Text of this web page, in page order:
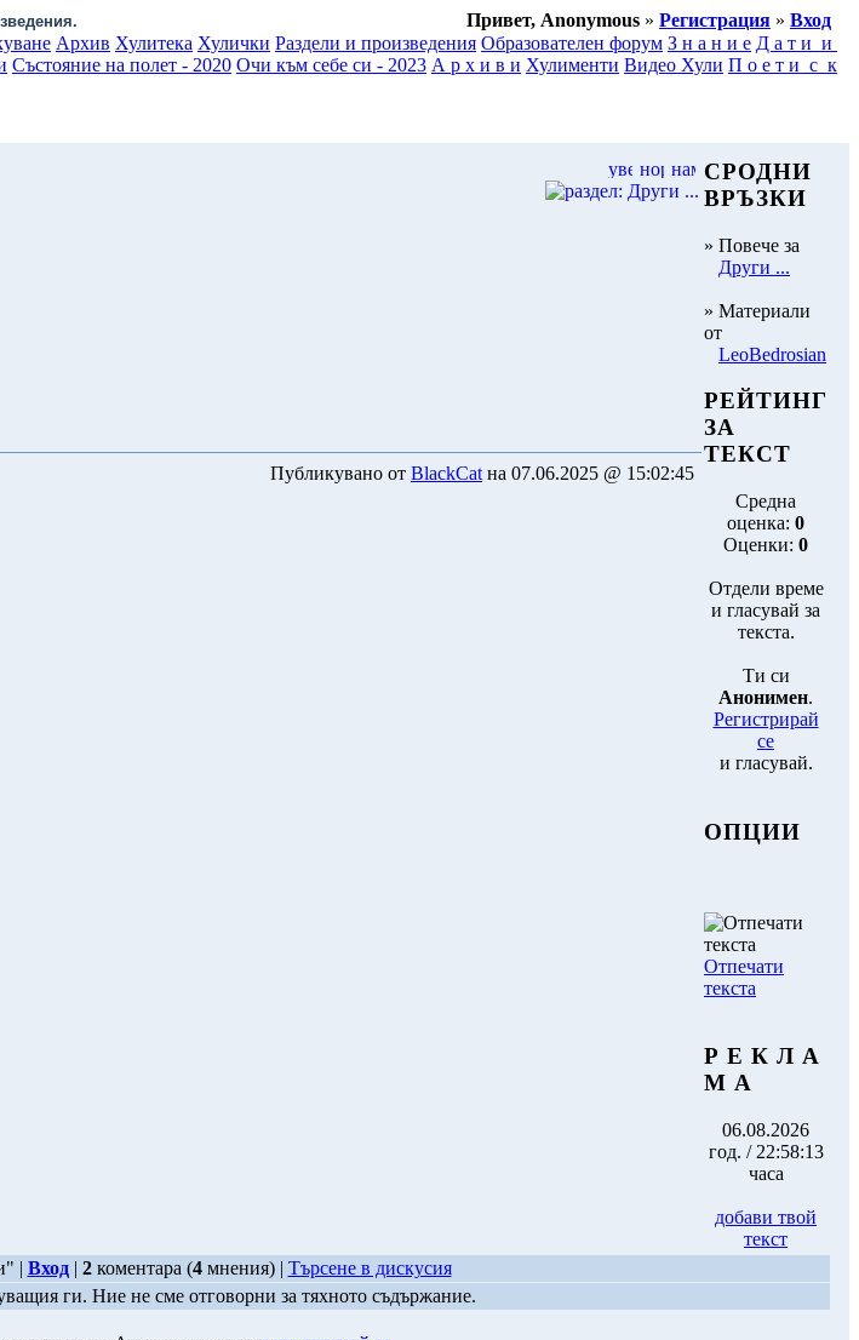
Привет, Anonymous » Регистрация » Вход
Архив Хулитека Хулички Раздели и произведения Образователен форум З н а н и е Д а т и и
Състояние на полет - 2020 Очи към себе си - 2023 А р х и в и Хулименти Видео Хули П о е т и с к
Публикувано от BlackCat на 07.06.2025 @ 15:02:45
СРОДНИ
ВРЪЗКИ
» Повече за
Други ...
» Материали
от
LeoBedrosian
РЕЙТИНГ
ЗА
ТЕКСТ
Средна
оценка: 0
Оценки: 0
Отдели време
и гласувай за
текста.
Ти си
Анонимен.
Регистрирай
се
и гласувай.
ОПЦИИ
Отпечати
текста
Р Е К Л А
М А
06.08.2026
год. / 22:58:13
часа
добави твой
текст
| Вход| 2коментара (4мнения) | Търсене в дискусия
ги. Ние не сме отговорни за тяхното съдържание.